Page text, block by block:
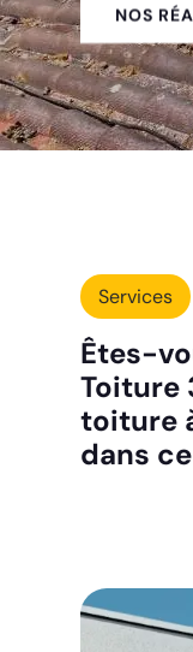
NOS
Services
Êtes-
Toiture
toiture
dans